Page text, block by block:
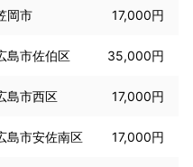
岡市 17,000円
島市佐伯区 35,000円
島市西区 17,000円
島市安佐南区 17,000円